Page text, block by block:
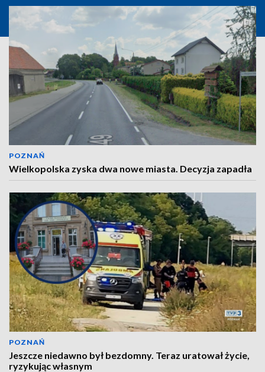
POZNAŃ
Wielkopolska zyska dwa nowe miasta. Decyzja zapadła
POZNAŃ
Jeszcze niedawno był bezdomny. Teraz uratował życie,
ryzykując własnym